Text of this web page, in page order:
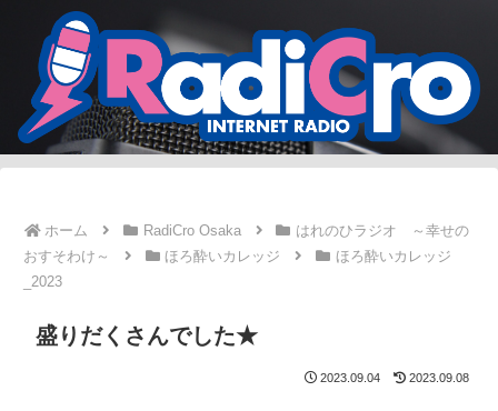
ホーム RadiCro Osaka
はれのひラジオ ～幸せの
おすそわけ～
ほろ酔いカレッジ
ほろ酔いカレッジ
_2023
盛りだくさんでした★
2023.09.04 2023.09.08